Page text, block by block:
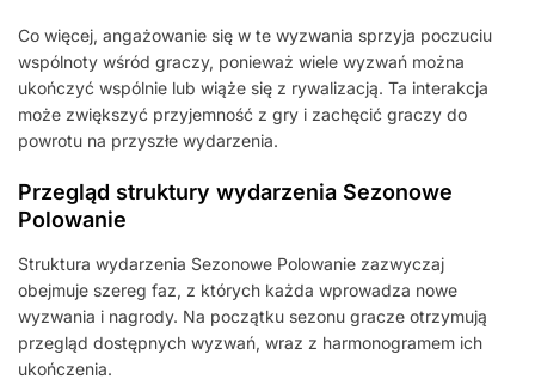
Co więcej, angażowanie się w te wyzwania sprzyja poczuciu
wspólnoty wśród graczy, ponieważ wiele wyzwań można
ukończyć wspólnie lub wiąże się z rywalizacją. Ta interakcja
może zwiększyć przyjemność z gry i zachęcić graczy do
powrotu na przyszłe wydarzenia.
Przegląd struktury wydarzenia Sezonowe
Polowanie
Struktura wydarzenia Sezonowe Polowanie zazwyczaj
obejmuje szereg faz, z których każda wprowadza nowe
wyzwania i nagrody. Na początku sezonu gracze otrzymują
przegląd dostępnych wyzwań, wraz z harmonogramem ich
ukończenia.